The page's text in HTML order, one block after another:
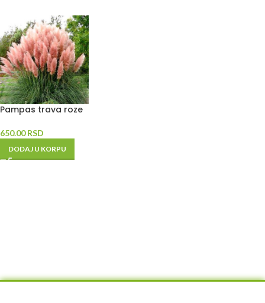
Pampas trava roze
650.00RSD
DODAJ U KORPU